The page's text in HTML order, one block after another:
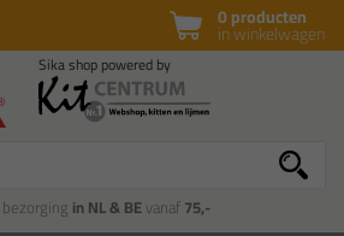
0 producten
in winkelwagen
bezorging in NL & BEvanaf75,-